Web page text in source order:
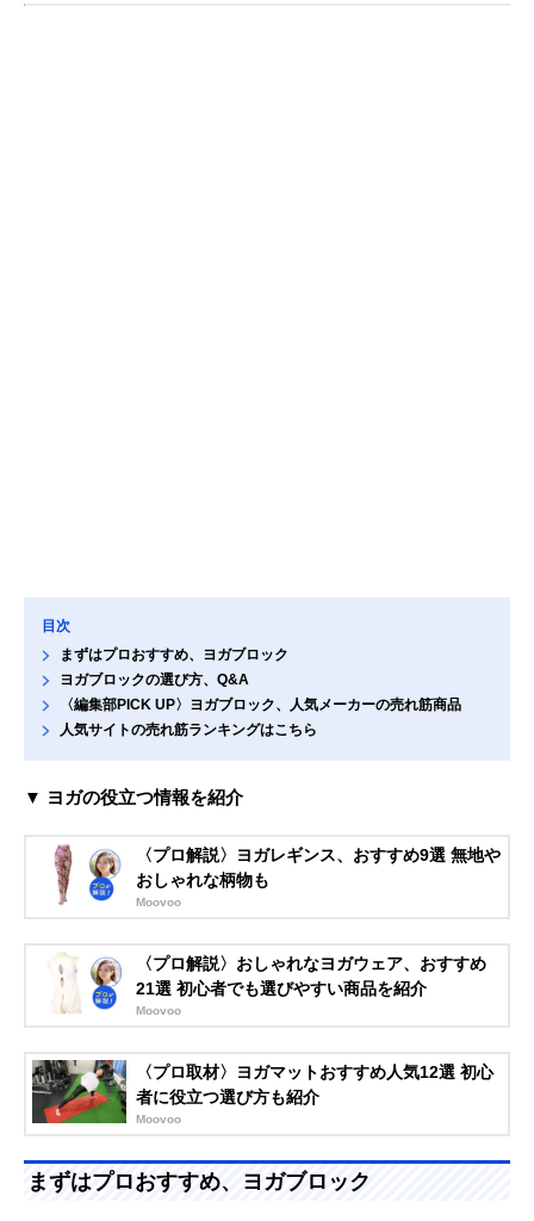
目次
まずはプロおすすめ、ヨガブロック
ヨガブロックの選び方、Q&A
〈編集部PICK UP〉ヨガブロック、人気メーカーの売れ筋商品
人気サイトの売れ筋ランキングはこちら
▼ ヨガの役立つ情報を紹介
〈プロ解説〉ヨガレギンス、おすすめ9選 無地や
おしゃれな柄物も
Moovoo
〈プロ解説〉おしゃれなヨガウェア、おすすめ
21選 初心者でも選びやすい商品を紹介
Moovoo
〈プロ取材〉ヨガマットおすすめ人気12選 初心
者に役立つ選び方も紹介
Moovoo
まずはプロおすすめ、ヨガブロック